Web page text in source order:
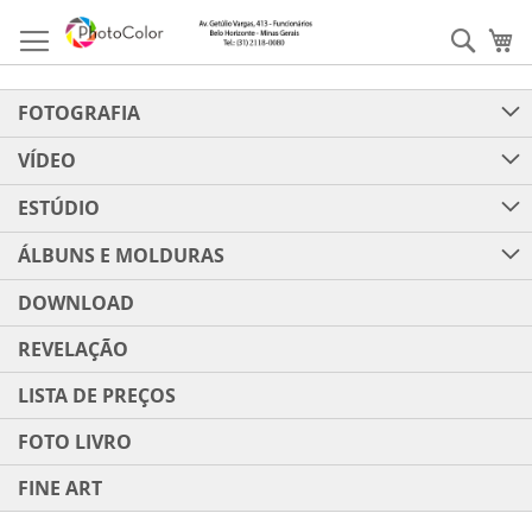
para
o
FOTOGRAFIA
VÍDEO
ESTÚDIO
ÁLBUNS E MOLDURAS
DOWNLOAD
REVELAÇÃO
LISTA DE PREÇOS
FOTO LIVRO
FINE ART